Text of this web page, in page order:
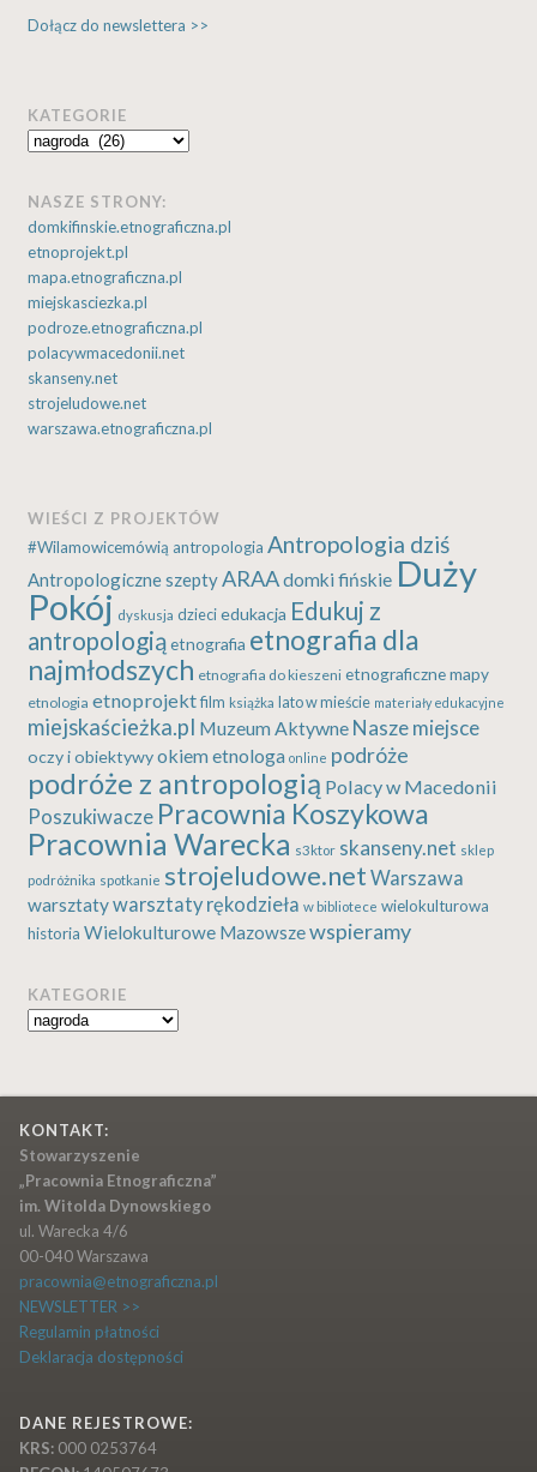
Dołącz do newslettera >>
KATEGORIE
Kategorie
NASZE STRONY:
domkifinskie.etnograficzna.pl
etnoprojekt.pl
mapa.etnograficzna.pl
miejskasciezka.pl
podroze.etnograficzna.pl
polacywmacedonii.net
skanseny.net
strojeludowe.net
warszawa.etnograficzna.pl
WIEŚCI Z PROJEKTÓW
#Wilamowicemówią antropologia Antropologia dziś
Antropologiczne szeptyARAAdomki fińskie Duży
Pokój dyskusja dzieci edukacja Edukuj z
antropologiąetnografia etnografia dla
najmłodszych etnografia do kieszeni etnograficzne mapy
etnologia etnoprojekt film książka lato w mieście materiały edukacyjne
miejskaścieżka.pl Muzeum Aktywne Nasze miejsce
oczy i obiektywyokiem etnologa online podróże
podróże z antropologią Polacy w Macedonii
Poszukiwacze Pracownia Koszykowa
Pracownia Warecka s3ktor skanseny.net sklep
podróżnika spotkanie strojeludowe.net Warszawa
warsztatywarsztaty rękodzieła w bibliotece wielokulturowa
historia Wielokulturowe Mazowszewspieramy
KATEGORIE
Kategorie
KONTAKT:
Stowarzyszenie
„Pracownia Etnograficzna”
im. Witolda Dynowskiego
ul. Warecka 4/6
00-040 Warszawa
pracownia@etnograficzna.pl
NEWSLETTER >>
Regulamin płatności
Deklaracja dostępności
DANE REJESTROWE:
KRS:000 0253764